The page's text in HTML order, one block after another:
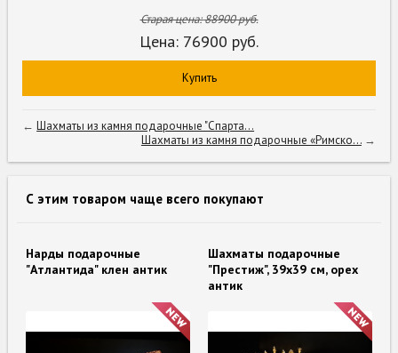
Старая цена:88900руб.
Цена: 76900 руб.
Купить
←Шахматы из камня подарочные "Спарта...
Шахматы из камня подарочные «Римско...→
С этим товаром чаще всего покупают
Нарды подарочные
"Атлантида" клен антик
Шахматы подарочные
"Престиж", 39х39 см, орех
антик